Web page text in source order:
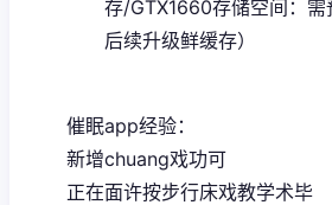
存/GTX1660​存储空间​ ：
后续升级鲜缓存）
催眠app经验：
新增chuang戏功可
正在面许按步行床戏教学术毕